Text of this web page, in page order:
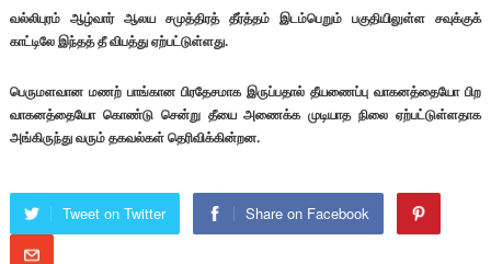
வல்லிபுரம் ஆழ்வார் ஆலய சமுத்திரத் தீர்த்தம் இடம்பெறும் பகுதியிலுள்ள சவுக்குக்
காட்டிலே இந்தத் தீ விபத்து ஏற்பட்டுள்ளது.
பெருமளவான மணற் பாங்கான பிரதேசமாக இருப்பதால் தீயணைப்பு வாகனத்தையோ பிற
வாகனத்தையோ கொண்டு சென்று தீயை அணைக்க முடியாத நிலை ஏற்பட்டுள்ளதாக
அங்கிருந்து வரும் தகவல்கள் தெரிவிக்கின்றன.
Tweet on Twitter Share on Facebook